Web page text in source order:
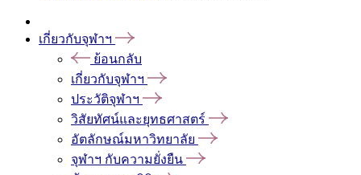
เกี่ยวกับจุฬาฯ
ย้อนกลับ
เกี่ยวกับจุฬาฯ
ประวัติจุฬาฯ
วิสัยทัศน์และยุทธศาสตร์
อัตลักษณ์มหาวิทยาลัย
จุฬาฯ กับความยั่งยืน